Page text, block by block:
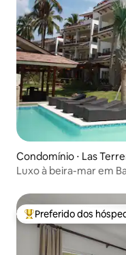
Condomínio ⋅ Las
Luxo à beira-mar em
Entre os melhores
Preferido dos